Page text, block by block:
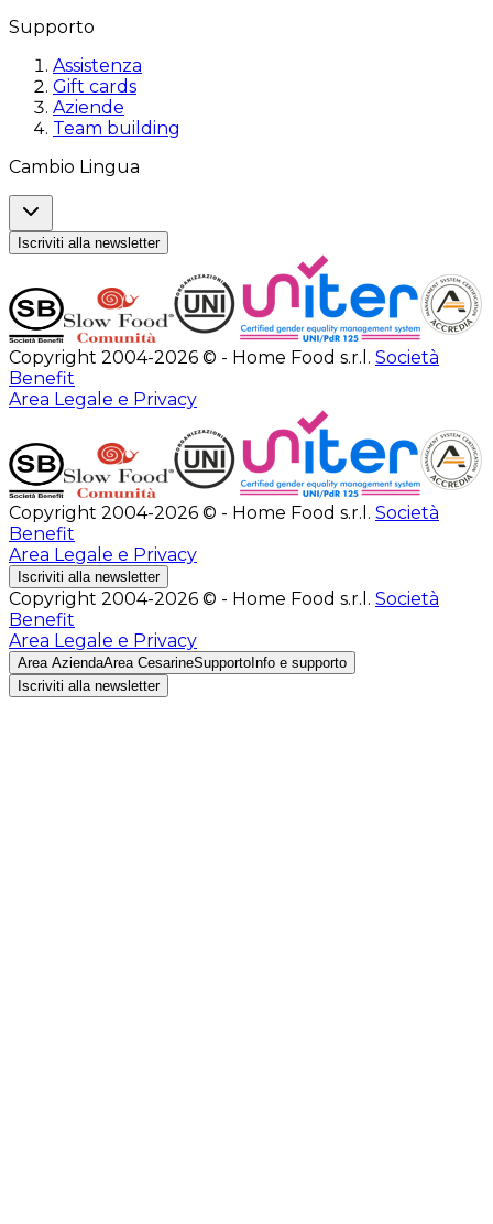
Supporto
Assistenza
Gift cards
Aziende
Team building
Cambio Lingua
Iscriviti alla newsletter
Copyright 2004-2026 © - Home Food s.r.l. Società
Benefit
Area Legale e Privacy
Copyright 2004-2026 © - Home Food s.r.l. Società
Benefit
Area Legale e Privacy
Iscriviti alla newsletter
Copyright 2004-2026 © - Home Food s.r.l. Società
Benefit
Area Legale e Privacy
Area AziendaArea CesarineSupporto Info e supporto
Iscriviti alla newsletter